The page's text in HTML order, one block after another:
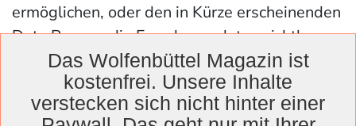
ermöglichen, oder den in Kürze erscheinenden
Data Papers, die Forschungsdaten sichtbarer
und nutzbarer machen. Darüber hinaus
engagiert sich die Zeitschrift in verschiedenen
Open-Science- und Open-Access-Projekten,
Das Wolfenbüttel Magazin ist
kostenfrei. Unsere Inhalte
verstecken sich nicht hinter einer